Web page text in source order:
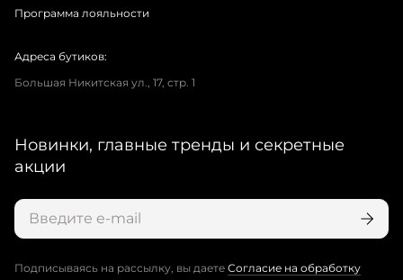
Программа лояльности
Адреса бутиков:
Большая Никитская ул., 17, стр. 1
Новинки, главные тренды и секретные
акции
Подписываясь на рассылку, вы даете Согласие на обработку